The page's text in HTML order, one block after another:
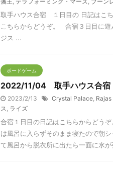
取手ハウス合宿 １日目の 日記はこ
こちらからどうぞ。 合宿３日目に
ジス ...
ボードゲーム
2022/11/04 取手ハウス合
2023/2/13 Crystal Palace,
ス, ライズ
合宿１日目の日記はこちらからどう
は風呂に入らずそのまま寝たので朝
て風呂から脱衣所に出たら一面に水が